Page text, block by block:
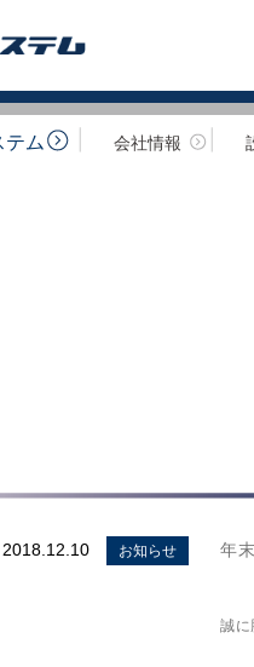
テム 会社情報
2018.12.10 お知らせ 年
誠に